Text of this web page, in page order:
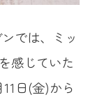
では、ミッ
感じていた
日(金)から